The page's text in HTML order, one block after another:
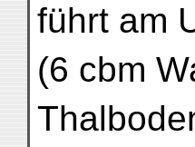
führt am
(6 cbm